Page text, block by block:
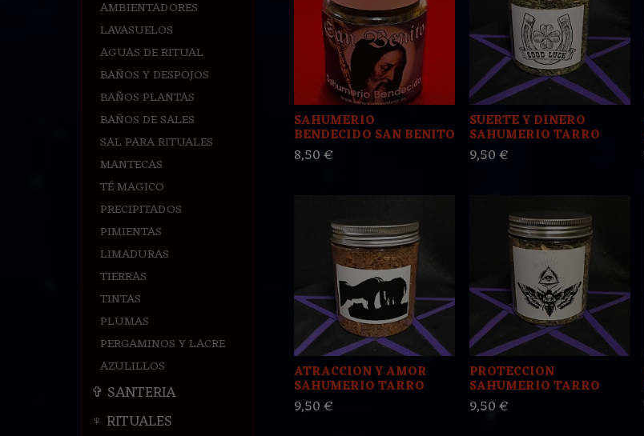
AMBIENTADORES
LAVASUELOS
AGUAS DE RITUAL
BAÑOS Y DESPOJOS
BAÑOS PLANTAS
BAÑOS DE SALES
SAL PARA RITUALES
MANTECAS
TÉ MAGICO
PRECIPITADOS
PIMIENTAS
LIMADURAS
TIERRAS
TINTAS
PLUMAS
PERGAMINOS Y LACRE
AZULILLOS
✞ SANTERIA
♆ RITUALES
SAHUMERIO
BENDECIDO SAN BENITO
8,50 €
SUERTE Y DINERO
SAHUMERIO TARRO
9,50 €
ATRACCION Y AMOR
SAHUMERIO TARRO
9,50 €
PROTECCION
SAHUMERIO TARRO
9,50 €